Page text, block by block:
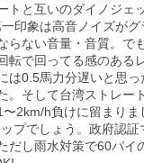
トと互いのダイノジェ
印象は高音ノイズが
らない音量・音質。で
転で回ってる感のある
は0.5馬力分遅いと思
。そして台湾ストレー
2km/h負けに留まりま
プでしょう。政府認証
だし雨水対策で60パイ